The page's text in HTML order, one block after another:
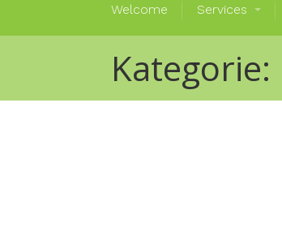
Welcome Services
Kategorie: